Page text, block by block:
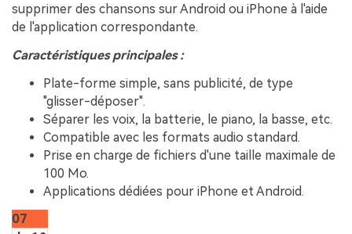
supprimer des chansons sur Android ou iPhone à l'aide
de l'application correspondante.
Caractéristiques principales :
Plate-forme simple, sans publicité, de type
"glisser-déposer".
Séparer les voix, la batterie, le piano, la basse, etc.
Compatible avec les formats audio standard.
Prise en charge de fichiers d'une taille maximale de
100 Mo.
Applications dédiées pour iPhone et Android.
07